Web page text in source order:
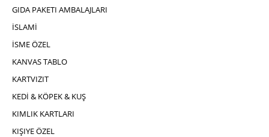
GIDA PAKETI AMBALAJLARI
İSLAMİ
İSME ÖZEL
KANVAS TABLO
KARTVIZIT
KEDİ & KÖPEK & KUŞ
KIMLIK KARTLARI
KIŞIYE ÖZEL